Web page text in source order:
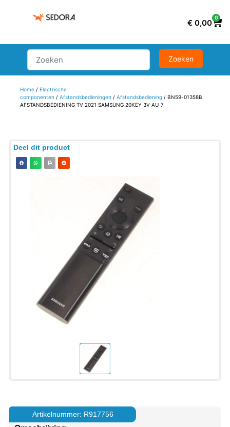
€ 0,00
0
Home/ Electrische
componenten / Afstandsbedieningen / Afstandsbediening/ BN59-01358B
AFSTANDSBEDIENING TV 2021 SAMSUNG 20KEY 3V AU_7
Deel dit product
Artikelnummer: R917756